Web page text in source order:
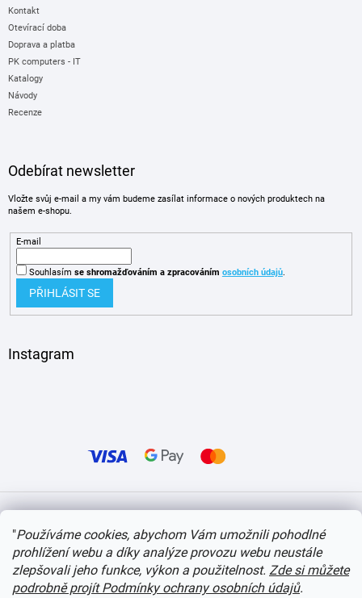
"Používáme cookies, abychom Vám umožnili pohodlné
prohlížení webu a díky analýze provozu webu neustále
zlepšovali jeho funkce, výkon a použitelnost. Zde si můžete
podrobně projít Podmínky ochrany osobních údajů.
Kontakt
Otevírací doba
Doprava a platba
PK computers - IT
Katalogy
Návody
Recenze
Odebírat newsletter
Vložte svůj e-mail a my vám budeme zasílat informace o nových produktech na
našem e-shopu.
E-mail
Souhlasím se shromažďováním a zpracováním osobních údajů.
PŘIHLÁSIT SE
Instagram
Copyright 2026itvlaky.cz . Všechna práva vyhrazena. Upravit nastavení cookies